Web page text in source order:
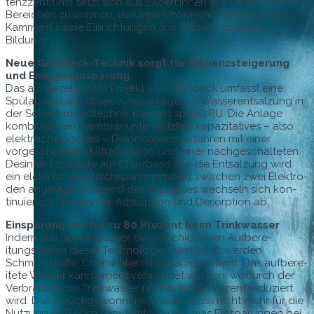
Bere­ichen zusam­men, darunter Unternehmen, Kom­munen,
Kam­mern sowie Ein­rich­tun­gen aus Wis­senschaft und
Bildung.
Neue Grün­beck-Tech­nik sorgt für Effizien­zsteigerung
und Energieeinsparung
Das aus­geze­ich­nete Pro­jekt von Grün­beck umfasst eine
Spülab­wasser­auf­bere­itungsan­lage zur Wasser­entsalzung in
der Schwimm­badtech­nik namens spaliQ:RU. Die Anlage
kom­biniert ein mem­bra­nun­ter­stütztes, kapaz­i­ta­tives – also
elek­tro­chemis­ches – Deion­i­sa­tionsver­fahren mit ein­er
vorgeschal­teten Ultra­fil­tra­tion und ein­er nachgeschal­teten
Desin­fek­tion­sstufe auf Chlor­ba­sis. Für die Entsalzung wird
ein elek­trisches Gle­ichspan­nungs­feld zwis­chen zwei Elek­tro­
den angelegt. Während des Prozess­es wech­seln sich kon­
tinuier­lich Phasen der Adsorp­tion und Des­orp­tion ab.
Einsparung von bis zu 80 Prozent beim Trinkwasser
Indem das Spülab­wass­er die ver­schiede­nen Auf­bere­
itungsstufen dieser Tech­nolo­gie durch­läuft, wer­den
Schmutzstoffe, Chemikalien und Salze ent­fer­nt. Das auf­bere­
it­ete Wass­er kann erneut ver­wen­det wer­den, wodurch der
Ver­brauch von Trinkwass­er um bis zu 80 Prozent reduziert
wird. Das zurück­ge­wonnene Wass­er muss nicht mehr für die